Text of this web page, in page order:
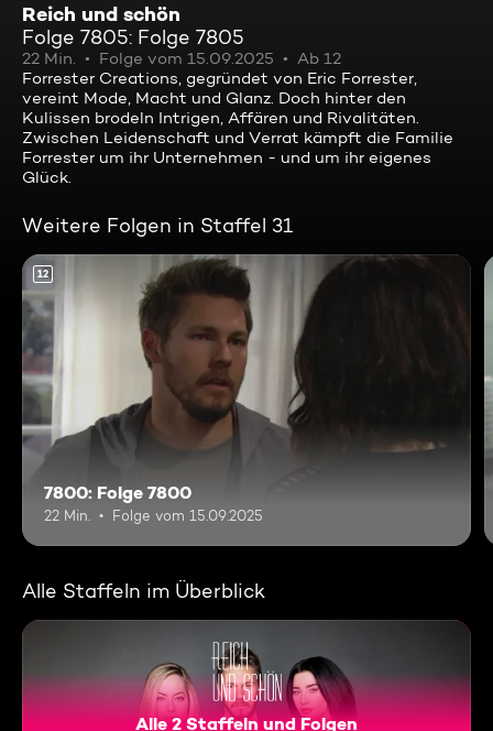
Reich und schön
Folge 7805: Folge 7805
22 Min. Folge vom 15.09.2025
Ab 12
Forrester Creations, gegründet von Eric Forrester,
vereint Mode, Macht und Glanz. Doch hinter den
Kulissen brodeln Intrigen, Affären und Rivalitäten.
Zwischen Leidenschaft und Verrat kämpft die Familie
Forrester um ihr Unternehmen - und um ihr eigenes
Glück.
Weitere Folgen in Staffel 31
12
7800: Folge 7800
22 Min. Folge vom 15.09.2025
Alle Staffeln im Überblick
Alle 2 Staffeln und Folgen